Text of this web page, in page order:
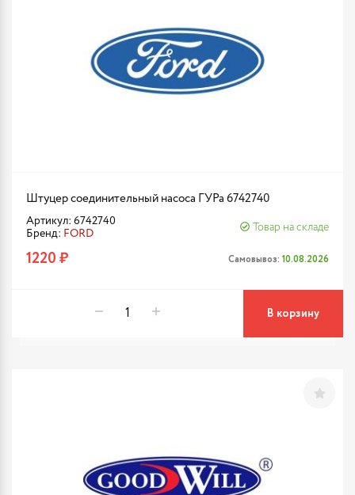
Штуцер соединительный насоса ГУРа 6742740
Артикул: 6742740
Бренд: FORD
Товар на складе
1220 ₽ Самовывоз: 10.08.2026
В корзину